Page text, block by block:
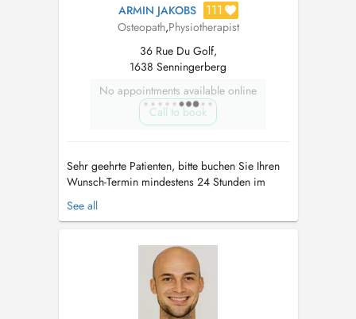
ARMIN JAKOBS 111
Osteopath,Physiotherapist
36 Rue Du Golf,
1638 Senningerberg
No appointments available online
Call to book
Sehr geehrte Patienten, bitte buchen Sie Ihren
Wunsch-Termin mindestens 24 Stunden im
Voraus, da ansonsten Ihr Termin nicht garantiert
werden kann. Bitte parken Sie Ihr Fahrzeug nur
GERADE ein - und belegen Sie bitte nicht 2
Parkplaetze. Vielen D...
See all